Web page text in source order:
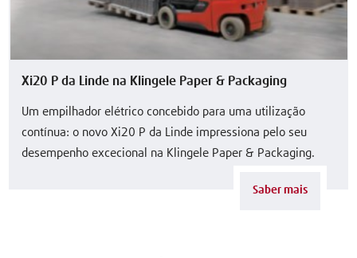
Xi20 P da Linde na Klingele Paper & Packaging
Um empilhador elétrico concebido para uma utilização
contínua: o novo Xi20 P da Linde impressiona pelo seu
desempenho excecional na Klingele Paper & Packaging.
Saber mais